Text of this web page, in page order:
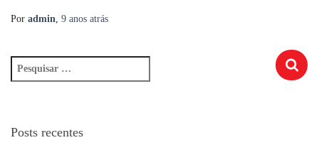
Por admin 9 anos atrás
e
Posts recentes